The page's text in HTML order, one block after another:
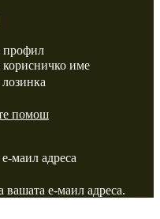
профил
име
помош
маил адреса
вашата е-маил адреса.